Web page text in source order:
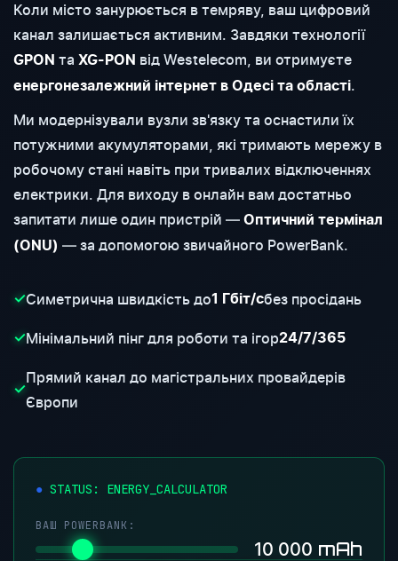
Коли місто занурюється в темряву, ваш цифровий
канал залишається активним. Завдяки технології
GPON та XG-PON від Westelecom, ви отримуєте
енергонезалежний інтернет в Одесі та області.
Ми модернізували вузли зв'язку та оснастили їх
потужними акумуляторами, які тримають мережу в
робочому стані навіть при тривалих відключеннях
електрики. Для виходу в онлайн вам достатньо
запитати лише один пристрій — Оптичний термінал
(ONU) — за допомогою звичайного PowerBank.
✓Симетрична швидкість до1 Гбіт/сбез просідань
✓Мінімальний пінг для роботи та ігор24/7/365
✓
Прямий канал до магістральних провайдерів
Європи
STATUS: ENERGY_CALCULATOR
ВАШ POWERBANK:
10 000 mAh